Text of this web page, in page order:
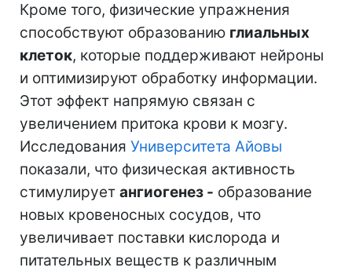
Кроме того, физические упражнения
способствуют образованию глиальных
клеток, которые поддерживают нейроны
и оптимизируют обработку информации.
Этот эффект напрямую связан с
увеличением притока крови к мозгу.
Исследования Университета Айовы
показали, что физическая активность
стимулирует ангиогенез - образование
новых кровеносных сосудов, что
увеличивает поставки кислорода и
питательных веществ к различным